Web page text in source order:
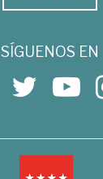
SÍGUENOS EN